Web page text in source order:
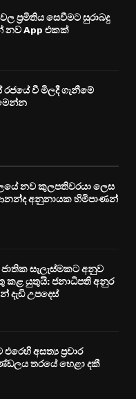
ප්‍රමිතිය සෙවීමට සුරාබදු
නව App එකක්
වී මිලදී ගැනීමේ
නව කුලපතිවරයා ලෙස
අනුනායක හිමිපාණන්
ජාතික සැලැස්මකට අනුව
යුතුයි: ජනාධිපති අනුර
දැඩි උපදෙස්
අසත්‍ය ප්‍රචාර
තරයේ හෙළා දකී